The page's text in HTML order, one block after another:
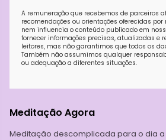
A remuneração que recebemos de parceiros
recomendações ou orientações oferecidas
nem influencia o conteúdo publicado em
fornecer informações precisas, atualizadas e
leitores, mas não garantimos que todos os
Também não assumimos qualquer
ou adequação a diferentes situações.
Meditação Agora
Meditação descomplicada para o dia a